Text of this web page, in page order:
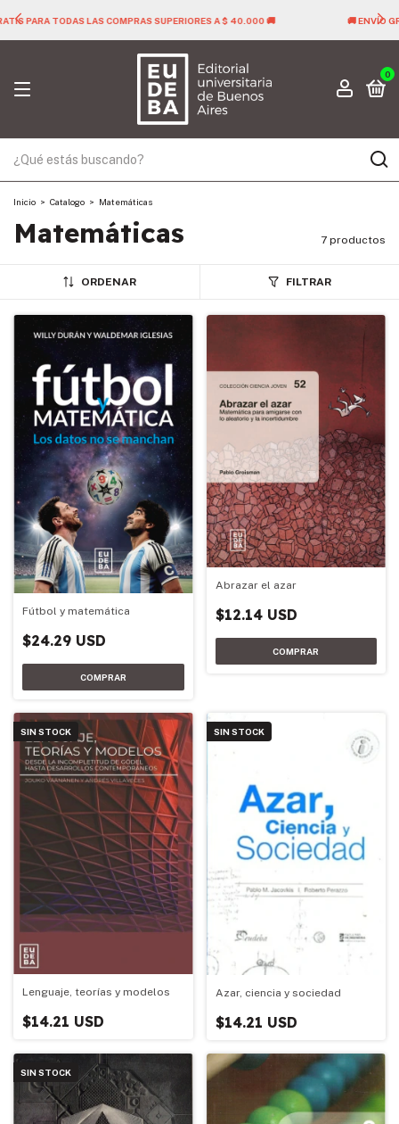
🚚 ENVÍO GRATIS PARA TODAS LAS COMPRAS SUPERIORES A $ 40.000 🚚
0
Inicio > Catalogo > Matemáticas
Matemáticas 7 productos
ORDENAR FILTRAR
Fútbol y matemática
$24.29 USD
Abrazar el azar
$12.14 USD
SIN STOCK
Lenguaje, teorías y modelos
$14.21 USD
SIN STOCK
Azar, ciencia y sociedad
$14.21 USD
SIN STOCK